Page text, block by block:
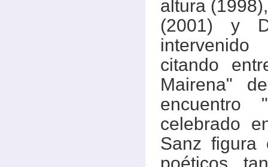
altura
(2001) y
citando
Mairena"
encuentro
celebrado
Sanz figura